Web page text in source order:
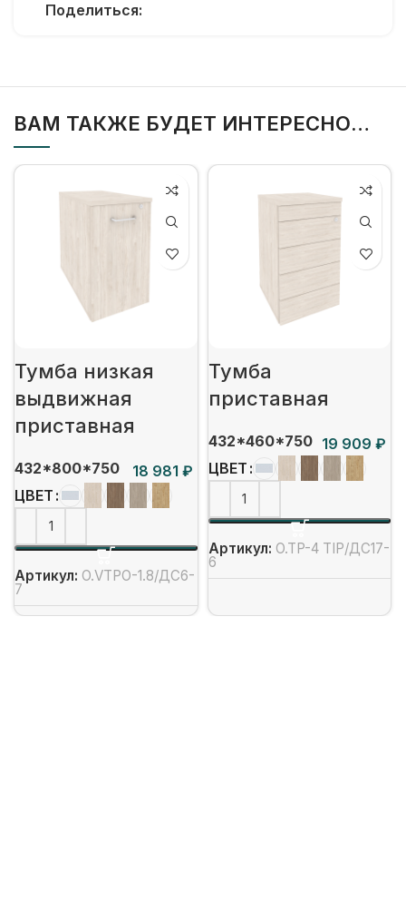
Поделиться:
ВАМ ТАКЖЕ БУДЕТ ИНТЕРЕСНО…
Тумба низкая
выдвижная
приставная
432*800*750
₽
ЦВЕТ
Артикул: O.VTPO-1.8/ДС6-
7
Тумба
приставная
432*460*750
₽
ЦВЕТ
Артикул: O.TP-4 TIP/ДС17-
6